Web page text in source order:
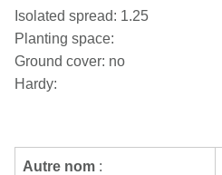
Isolated spread: 1.25
Planting space:
Ground cover: no
Hardy:
Autre nom :